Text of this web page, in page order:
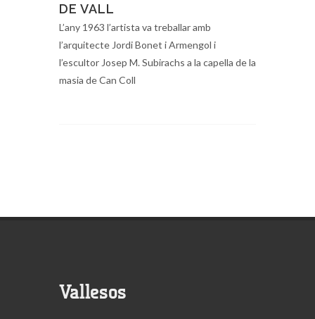
DE VALL
L’any 1963 l’artista va treballar amb
l’arquitecte Jordi Bonet i Armengol i
l’escultor Josep M. Subirachs a la capella de la
masia de Can Coll
Vallesos